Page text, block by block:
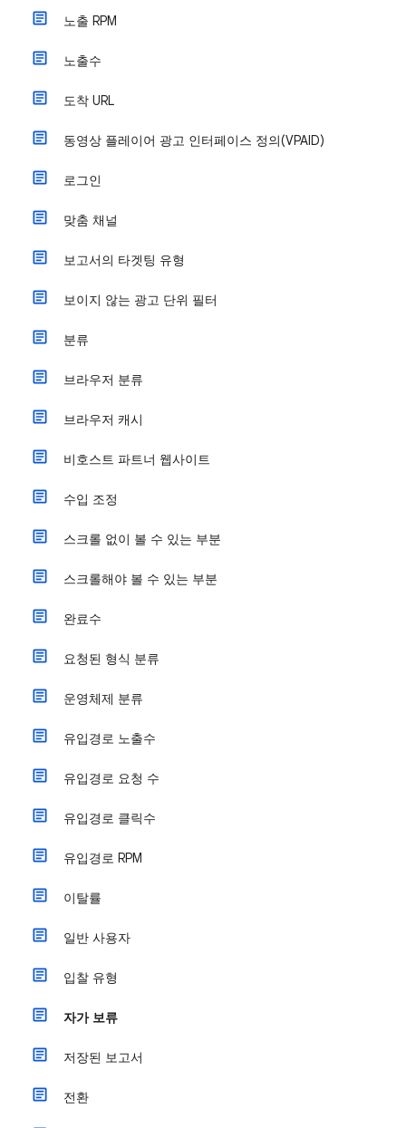
노출 RPM
노출수
도착 URL
동영상 플레이어 광고 인터페이스 정의(VPAID)
로그인
맞춤 채널
보고서의 타겟팅 유형
보이지 않는 광고 단위 필터
분류
브라우저 분류
브라우저 캐시
비호스트 파트너 웹사이트
수입 조정
스크롤 없이 볼 수 있는 부분
스크롤해야 볼 수 있는 부분
완료수
요청된 형식 분류
운영체제 분류
유입경로 노출수
유입경로 요청 수
유입경로 클릭수
유입경로 RPM
이탈률
일반 사용자
입찰 유형
자가 보류
저장된 보고서
전환